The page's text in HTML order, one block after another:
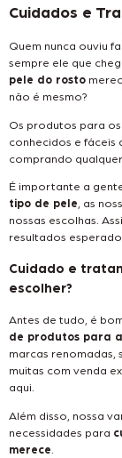
Cuidados e
Quem nunca ouviu
sempre ele que
pele do rosto
não é mesmo?
Os produtos para os
conhecidos e fáceis
comprando
É importante a
tipo de pele , as
nossas escolhas.
resultados
Cuidado e
escolher?
Antes de tudo, é
de produtos para
marcas renomadas,
muitas com venda
aqui.
Além disso, nossa
necessidades para
merece